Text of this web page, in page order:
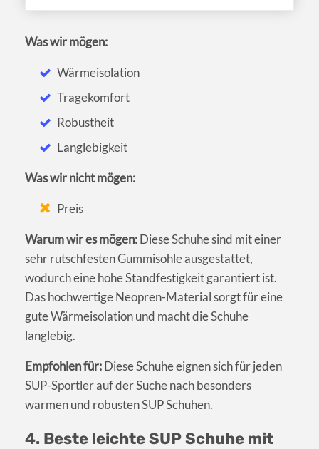
Was wir mögen:
Wärmeisolation
Tragekomfort
Robustheit
Langlebigkeit
Was wir nicht mögen:
Preis
Warum wir es mögen:Diese Schuhe sind mit einer
sehr rutschfesten Gummisohle ausgestattet,
wodurch eine hohe Standfestigkeit garantiert ist.
Das hochwertige Neopren-Material sorgt für eine
gute Wärmeisolation und macht die Schuhe
langlebig.
Empfohlen für:Diese Schuhe eignen sich für jeden
SUP-Sportler auf der Suche nach besonders
warmen und robusten SUP Schuhen.
4. Beste leichte SUP Schuhe mit